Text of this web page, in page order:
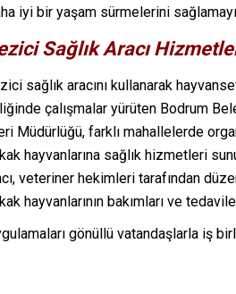
iyi bir yaşam sürmelerini
Sağlık Aracı
sağlık aracını kullanarak
çalışmalar yürüten Bodrum
Müdürlüğü, farklı mahallelerde
hayvanlarına sağlık hizmetleri
veteriner hekimleri tarafından
hayvanlarının bakımları ve
gönüllü vatandaşlarla iş